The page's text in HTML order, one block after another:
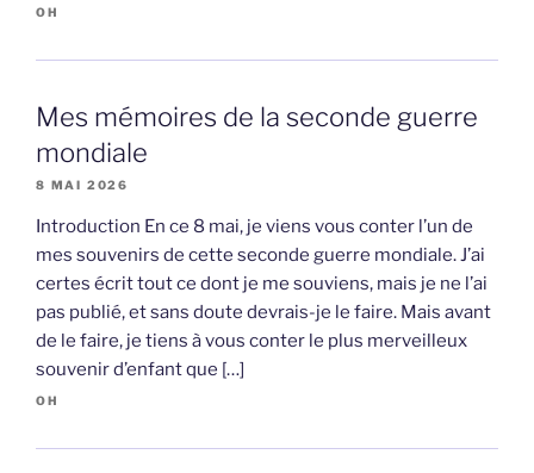
OH
Mes mémoires de la seconde guerre
mondiale
8 MAI 2026
Introduction En ce 8 mai, je viens vous conter l’un de
mes souvenirs de cette seconde guerre mondiale. J’ai
certes écrit tout ce dont je me souviens, mais je ne l’ai
pas publié, et sans doute devrais-je le faire. Mais avant
de le faire, je tiens à vous conter le plus merveilleux
souvenir d’enfant que […]
OH